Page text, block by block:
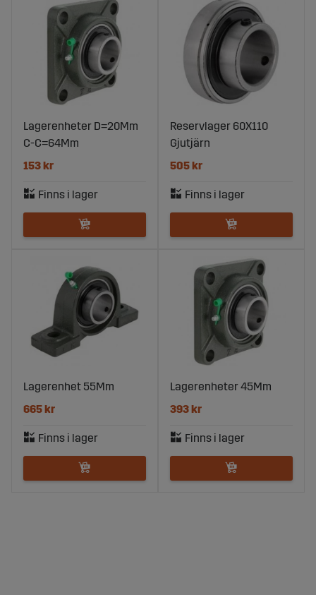
Lagerenheter D=20Mm
C-C=64Mm
153 kr
Reservlager 60X110
Gjutjärn
505 kr
Lagerenhet 55Mm
665 kr
Lagerenheter 45Mm
393 kr